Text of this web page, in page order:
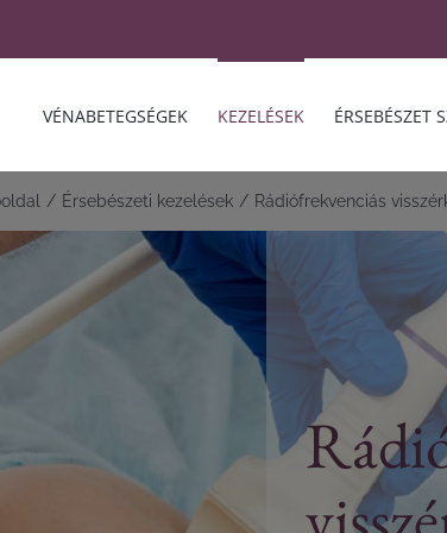
VÉNABETEGSÉGEK KEZELÉSEK ÉRSEBÉSZET
Érsebészeti kezelések Rádiófrekvenciás